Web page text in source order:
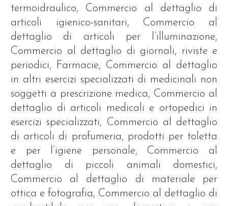
termoidraulico, Commercio al dettaglio di
articoli igienico-sanitari, Commercio al
dettaglio di articoli per l’illuminazione,
Commercio al dettaglio di giornali, riviste e
periodici, Farmacie, Commercio al dettaglio
in altri esercizi specializzati di medicinali non
soggetti a prescrizione medica, Commercio al
dettaglio di articoli medicali e ortopedici in
esercizi specializzati, Commercio al dettaglio
di articoli di profumeria, prodotti per toletta
e per l’igiene personale, Commercio al
dettaglio di piccoli animali domestici,
Commercio al dettaglio di materiale per
ottica e fotografia, Commercio al dettaglio di